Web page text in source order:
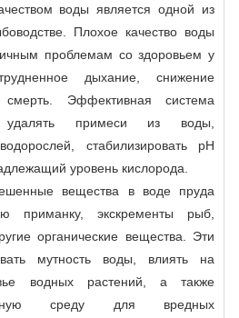
воды является одной из
Плохое качество воды
проблемам со здоровьем у
дыхание, снижение
Эффективная система
примеси из воды,
стабилизировать рН
уровень кислорода.
вещества в воде пруда
приманку, экскременты рыб,
органические вещества. Эти
мутность воды, влиять на
водных растений, а также
среду для вредных